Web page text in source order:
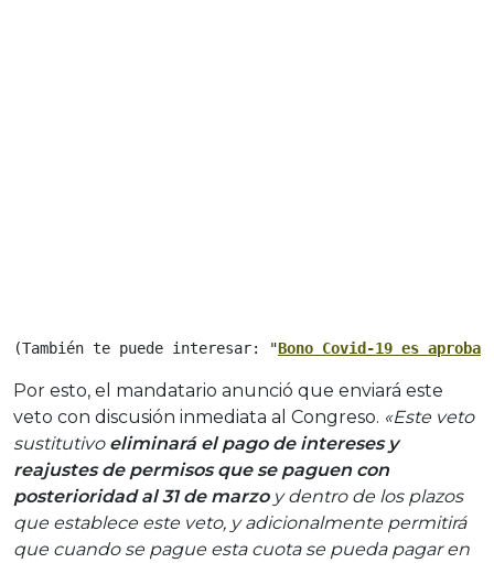
(También te puede interesar: "Bono Covid-19 es
Por esto, el mandatario anunció que enviará este
veto con discusión inmediata al Congreso. «Este veto
sustitutivo eliminará el pago de intereses y
reajustes de permisos que se paguen con
posterioridad al 31 de marzoy dentro de los plazos
que establece este veto, y adicionalmente permitirá
que cuando se pague esta cuota se pueda pagar en